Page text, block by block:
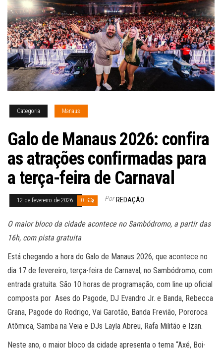
Categoria Manaus
Galo de Manaus 2026: confira
as atrações confirmadas para
a terça-feira de Carnaval
12 de fevereiro de 2026 0 Por REDAÇÃO
O maior bloco da cidade acontece no Sambódromo, a partir das
16h, com pista gratuita
Está chegando a hora do Galo de Manaus 2026, que acontece no
dia 17 de fevereiro, terça-feira de Carnaval, no Sambódromo, com
entrada gratuita. São 10 horas de programação, com line up oficial
composta por Ases do Pagode, DJ Evandro Jr. e Banda, Rebecca
Grana, Pagode do Rodrigo, Vai Garotão, Banda Frevião, Pororoca
Atômica, Samba na Veia e DJs Layla Abreu, Rafa Militão e Izan.
Neste ano, o maior bloco da cidade apresenta o tema “Axé, Boi-